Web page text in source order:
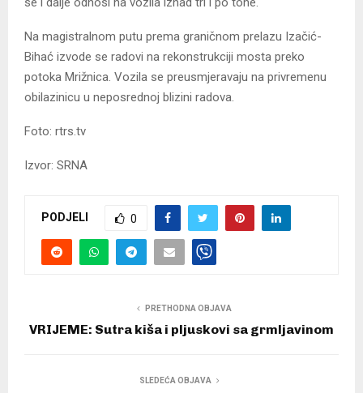
Na magistralnom putu prema graničnom prelazu Izačić-
Bihać izvode se radovi na rekonstrukciji mosta preko
potoka Mrižnica. Vozila se preusmjeravaju na privremenu
obilazinicu u neposrednoj blizini radova.
Foto: rtrs.tv
Izvor: SRNA
PODJELI 0
PRETHODNA OBJAVA
VRIJEME: Sutra kiša i pljuskovi sa grmljavinom
SLEDEĆA OBJAVA